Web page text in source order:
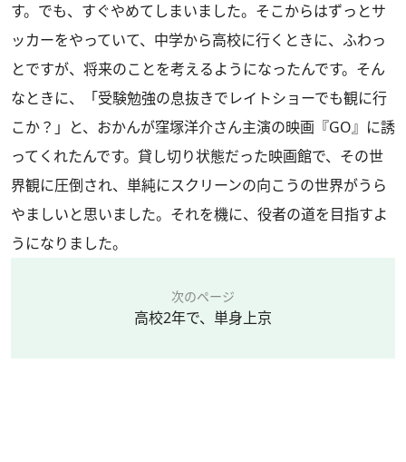
す。でも、すぐやめてしまいました。そこからはずっとサ
ッカーをやっていて、中学から高校に行くときに、ふわっ
とですが、将来のことを考えるようになったんです。そん
なときに、「受験勉強の息抜きでレイトショーでも観に行
こか？」と、おかんが窪塚洋介さん主演の映画『GO』に誘
ってくれたんです。貸し切り状態だった映画館で、その世
界観に圧倒され、単純にスクリーンの向こうの世界がうら
やましいと思いました。それを機に、役者の道を目指すよ
うになりました。
次のページ
高校2年で、単身上京